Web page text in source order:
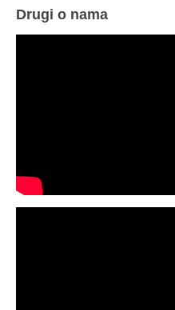
Drugi o nama